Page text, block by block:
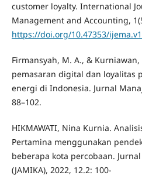
customer loyalty. International
Management and Accounting,
https://doi.org/10.47353/
Firmansyah, M. A., & Kurniawan,
pemasaran digital dan loyalitas
energi di Indonesia. Jurnal
88–102.
HIKMAWATI, Nina Kurnia.
Pertamina menggunakan
beberapa kota percobaan.
(JAMIKA), 2022, 12.2: 100-